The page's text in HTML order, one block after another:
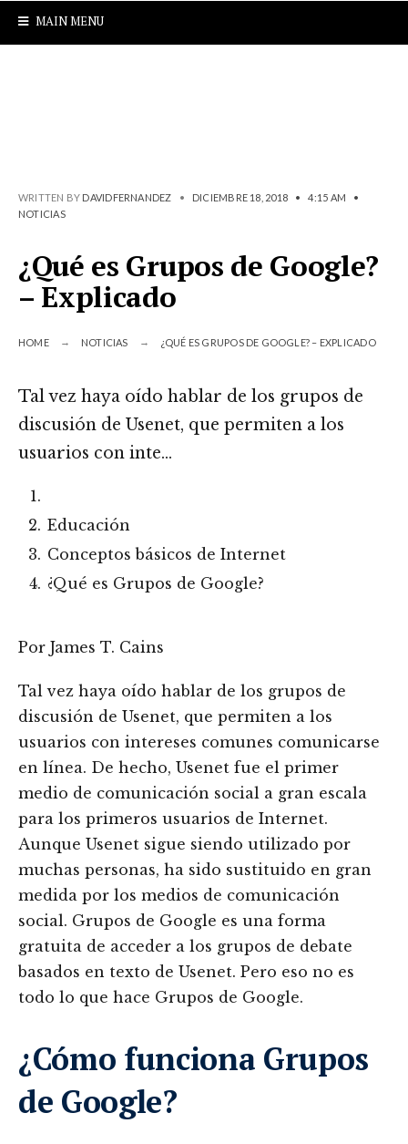
MAIN MENU
WRITTEN BY DAVIDFERNANDEZ • DICIEMBRE 18, 2018 • 4:15 AM
•
NOTICIAS
¿Qué es Grupos de Google?
– Explicado
HOME NOTICIAS ¿QUÉ ES GRUPOS DE GOOGLE? – EXPLICADO
Tal vez haya oído hablar de los grupos de
discusión de Usenet, que permiten a los
usuarios con inte…
Educación
Conceptos básicos de Internet
¿Qué es Grupos de Google?
Por James T. Cains
Tal vez haya oído hablar de los grupos de
discusión de Usenet, que permiten a los
usuarios con intereses comunes comunicarse
en línea. De hecho, Usenet fue el primer
medio de comunicación social a gran escala
para los primeros usuarios de Internet.
Aunque Usenet sigue siendo utilizado por
muchas personas, ha sido sustituido en gran
medida por los medios de comunicación
social. Grupos de Google es una forma
gratuita de acceder a los grupos de debate
basados en texto de Usenet. Pero eso no es
todo lo que hace Grupos de Google.
¿Cómo funciona Grupos
de Google?